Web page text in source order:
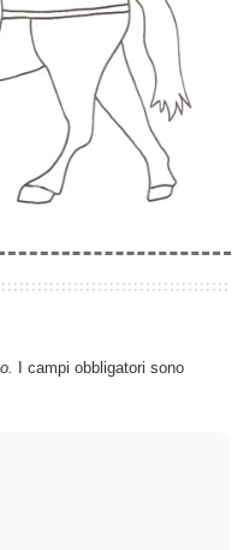
I campi obbligatori sono